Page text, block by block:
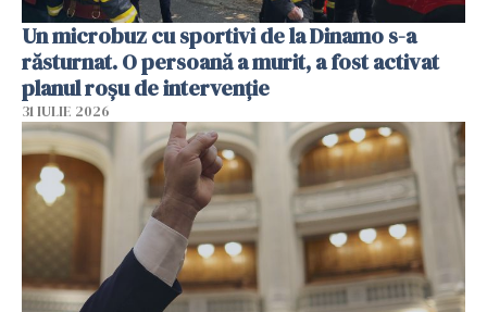
Un microbuz cu sportivi de la Dinamo s-a
răsturnat. O persoană a murit, a fost activat
planul roșu de intervenție
31 IULIE 2026